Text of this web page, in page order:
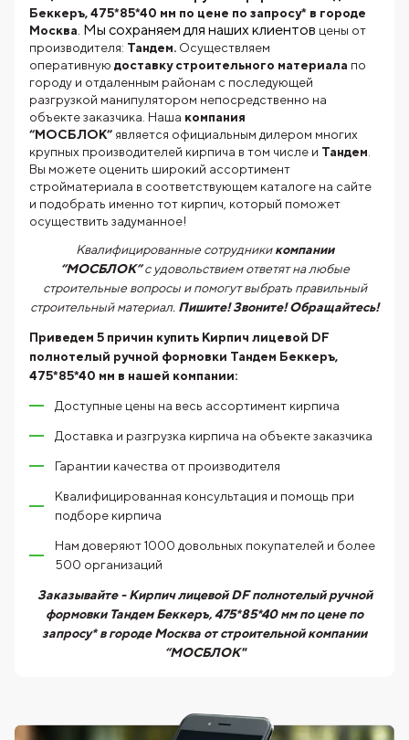
Беккеръ, 475*85*40 мм по цене по запросу* в городе
Москва. Мы сохраняем для наших клиентов цены от
производителя: Тандем. Осуществляем
оперативную доставку строительного материала по
городу и отдаленным районам с последующей
разгрузкой манипулятором непосредственно на
объекте заказчика. Наша компания
“МОСБЛОК” является официальным дилером многих
крупных производителей кирпича в том числе и Тандем
Вы можете оценить широкий ассортимент
стройматериала в соответствующем каталоге на сайте
и подобрать именно тот кирпич, который поможет
осуществить задуманное!
Квалифицированные сотрудникикомпании
“МОСБЛОК”с удовольствием ответят на любые
строительные вопросы и помогут выбрать правильный
строительный материал. Пишите! Звоните! Обращайтесь!
Приведем 5 причин купить Кирпич лицевой DF
полнотелый ручной формовки Тандем Беккеръ,
475*85*40 мм в нашей компании:
Доступные цены на весь ассортимент кирпича
Доставка и разгрузка кирпича на объекте заказчика
Гарантии качества от производителя
Квалифицированная консультация и помощь при
подборе кирпича
Нам доверяют 1000 довольных покупателей и более
500 организаций
Заказывайте - Кирпич лицевой DF полнотелый ручной
формовки Тандем Беккеръ, 475*85*40 мм по цене по
запросу* в городе Москва от строительной компании
“МОСБЛОК"